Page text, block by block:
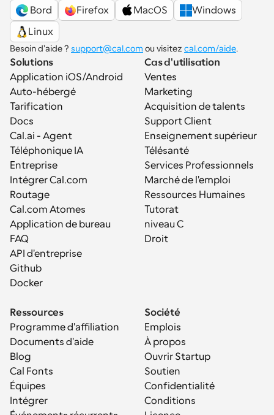
Bord
Firefox MacOS
Windows
Linux
Besoin d'aide ? support@cal.com ou visitez cal.com/aide.
Solutions
Application iOS/Android
Auto-hébergé
Tarification
Docs
Cal.ai - Agent
Téléphonique IA
Entreprise
Intégrer Cal.com
Routage
Cal.com Atomes
Application de bureau
FAQ
API d'entreprise
Github
Docker
Cas d'utilisation
Ventes
Marketing
Acquisition de talents
Support Client
Enseignement supérieur
Télésanté
Services Professionnels
Marché de l'emploi
Ressources Humaines
Tutorat
niveau C
Droit
Ressources
Programme d'affiliation
Documents d'aide
Blog
Cal Fonts
Équipes
Intégrer
Société
Emplois
À propos
Ouvrir Startup
Soutien
Confidentialité
Conditions